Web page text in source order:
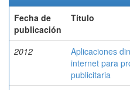
Fecha de
publicación
Título
2012
Aplicaciones
internet para
publicitaria